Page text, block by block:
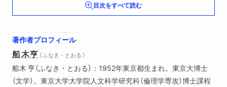
目次をすべて読む
著作者プロフィール
船木亨 （ ふなき・とおる ）
船木 亨（ふなき・とおる）：1952年東京都生まれ。東京大博士
（文学）。東京大学大学院人文科学研究科（倫理学専攻）博士課程